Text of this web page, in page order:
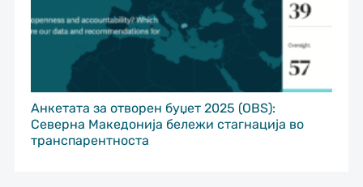
Анкетата за отворен буџет 2025 (OBS):
Северна Македонија бележи стагнација во
транспарентноста